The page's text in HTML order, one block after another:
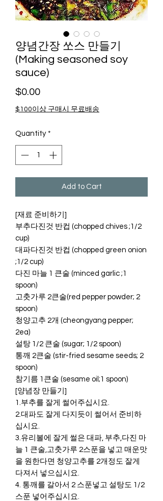
양념간장 쏘스 만들기
(Making seasoned soy
sauce)
$0.00Price
$100이상 구매시 무료배송
Quantity *
Add to Cart
[재료 준비하기]
부추다진것 반컵 (chopped chives ;1/2
cup)
대파다진것 반컵 (chopped green onion
;1/2 cup)
다진 마늘 1 큰술 (minced garlic ;1
spoon)
고춧가루 2큰술(red pepper powder; 2
spoon)
청양고추 2개 (cheongyang pepper;
2ea)
설탕 1/2 큰술 (sugar; 1/2 spoon)
통깨 2큰술 (stir-fried sesame seeds; 2
spoon)
참기름 1큰술 (sesame oil;1 spoon)
[양념장 만들기]
1.부추를 잘게 썰어주십시요.
2.대파도 잘게 다지듯이 썰어서 준비하
십시요.
3.유리볼에 잘게 썰은 대파, 부추,다진 마
늘 1 큰술,고춧가루 2스푼을 넣고 매운맛
을 원한다면 청양고추를 2개정도 잘게
다져서 넣으십시요.
4. 통깨를 갈아서 2 스푼넣고 설탕도 1/2
스푼 넣어주십시요.